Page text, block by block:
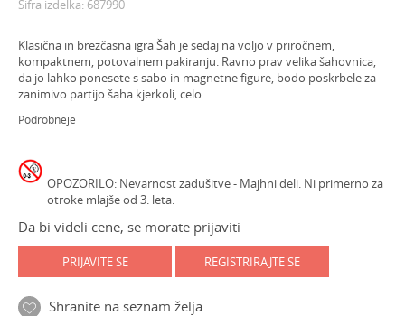
Šifra izdelka: 687990
Klasična in brezčasna igra Šah je sedaj na voljo v priročnem,
kompaktnem, potovalnem pakiranju. Ravno prav velika šahovnica,
da jo lahko ponesete s sabo in magnetne figure, bodo poskrbele za
zanimivo partijo šaha kjerkoli, celo...
Podrobneje
OPOZORILO: Nevarnost zadušitve - Majhni deli. Ni primerno za
otroke mlajše od 3. leta.
Da bi videli cene, se morate prijaviti
PRIJAVITE SE REGISTRIRAJTE SE
Shranite na seznam želja